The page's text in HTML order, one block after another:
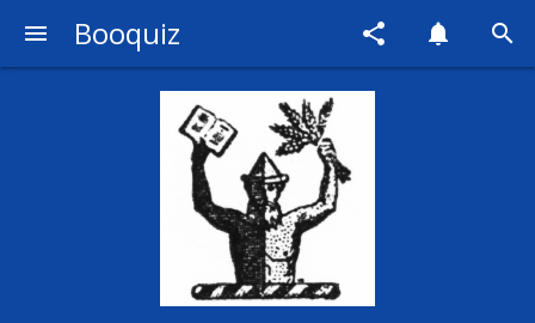
menu Booquiz share notifications search